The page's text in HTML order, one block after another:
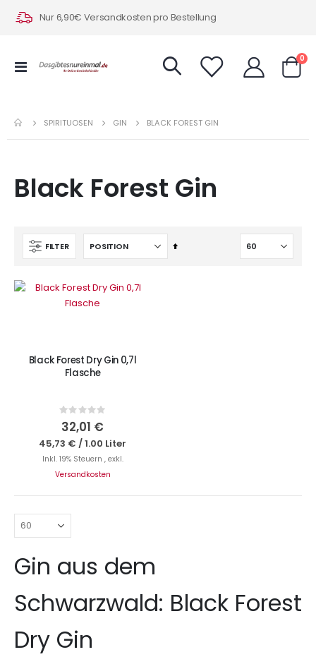
Nur 6,90€ Versandkosten pro Bestellung
Navigation
0
SPIRITUOSEN GIN BLACK FOREST GIN
Black Forest Gin
FILTER
In
IN DEN WARENKORB
Black Forest Dry Gin 0,7l
Flasche
Rating:
0%
32,01 €
45,73 € /1.00 Liter
Inkl. 19% Steuern , exkl.
Versandkosten
Gin aus dem
Schwarzwald: Black Forest
Dry Gin